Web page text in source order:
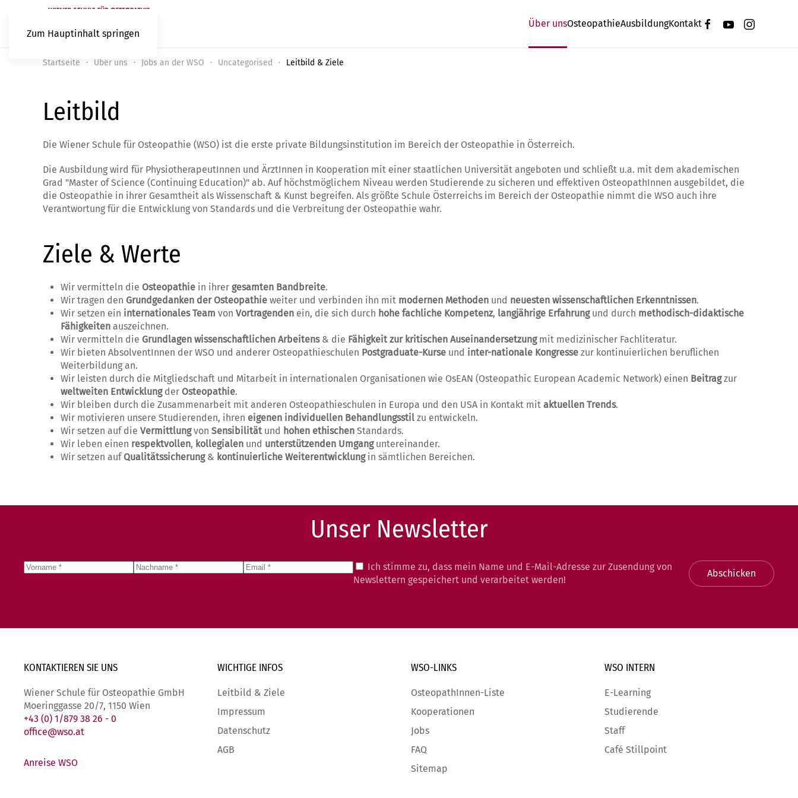
Zum Hauptinhalt springen
Über unsOsteopathieAusbildungKontakt
Startseite Über uns Jobs an der WSO Uncategorised Leitbild & Ziele
Leitbild
Die Wiener Schule für Osteopathie (WSO) ist die erste private Bildungsinstitution im Bereich der Osteopathie in Österreich.
Die Ausbildung wird für PhysiotherapeutInnen und ÄrztInnen in Kooperation mit einer staatlichen Universität angeboten und schließt u.a. mit dem akademischen
Grad "Master of Science (Continuing Education)" ab. Auf höchstmöglichem Niveau werden Studierende zu sicheren und effektiven OsteopathInnen ausgebildet, die
die Osteopathie in ihrer Gesamtheit als Wissenschaft & Kunst begreifen. Als größte Schule Österreichs im Bereich der Osteopathie nimmt die WSO auch ihre
Verantwortung für die Entwicklung von Standards und die Verbreitung der Osteopathie wahr.
Ziele & Werte
Wir vermitteln die Osteopathie in ihrer gesamten Bandbreite.
Wir tragen den Grundgedanken der Osteopathie weiter und verbinden ihn mit modernen Methoden und neuesten wissenschaftlichen Erkenntnissen.
Wir setzen ein internationales Team von Vortragenden ein, die sich durch hohe fachliche Kompetenz, langjährige Erfahrungund durch methodisch-didaktische
Fähigkeiten auszeichnen.
Wir vermitteln die Grundlagen wissenschaftlichen Arbeitens& die Fähigkeit zur kritischen Auseinandersetzungmit medizinischer Fachliteratur.
Wir bieten AbsolventInnen der WSO und anderer Osteopathieschulen Postgraduate-Kurse und inter-nationale Kongresse zur kontinuierlichen beruflichen
Weiterbildung an.
Wir leisten durch die Mitgliedschaft und Mitarbeit in internationalen Organisationen wie OsEAN (Osteopathic European Academic Network) einen Beitragzur
weltweiten Entwicklung der Osteopathie.
Wir bleiben durch die Zusammenarbeit mit anderen Osteopathieschulen in Europa und den USA in Kontakt mit aktuellen Trends.
Wir motivieren unsere Studierenden, ihren eigenen individuellen Behandlungsstil zu entwickeln.
Wir setzen auf die Vermittlungvon Sensibilitätund hohen ethischen Standards.
Wir leben einen respektvollen, kollegialen und unterstützenden Umganguntereinander.
Wir setzen auf Qualitätssicherung& kontinuierliche Weiterentwicklungin sämtlichen Bereichen.
Unser Newsletter
Ich stimme zu, dass mein Name und E-Mail-Adresse zur Zusendung von
Newslettern gespeichert und verarbeitet werden!
Abschicken
KONTAKTIEREN SIE UNS
Wiener Schule für Osteopathie GmbH
Moeringgasse 20/7, 1150 Wien
+43 (0) 1/879 38 26 - 0
office@wso.at
Anreise WSO
WICHTIGE INFOS
Leitbild & Ziele
Impressum
Datenschutz
AGB
WSO-LINKS
OsteopathInnen-Liste
Kooperationen
Jobs
FAQ
Sitemap
WSO INTERN
E-Learning
Studierende
Staff
Café Stillpoint